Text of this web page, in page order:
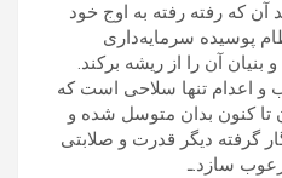
که رفته رفته به اوج خود
پوسیده سرمایه‌داری
آن را از ریشه برکند.
و اعدام تنها سلاحی است که
تا کنون بدان متوسل شده و
گرفته دیگر قدرت و صلابتی
سازد.ـ